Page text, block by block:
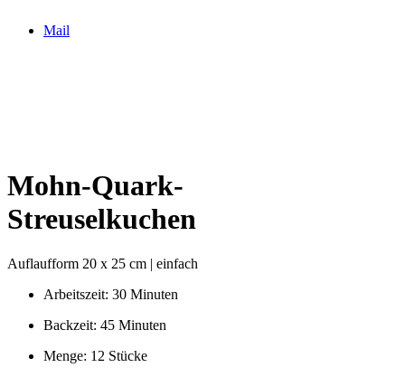
Mail
Mohn-Quark-
Streuselkuchen
Auflaufform 20 x 25 cm | einfach
Arbeitszeit: 30 Minuten
Backzeit: 45 Minuten
Menge: 12 Stücke